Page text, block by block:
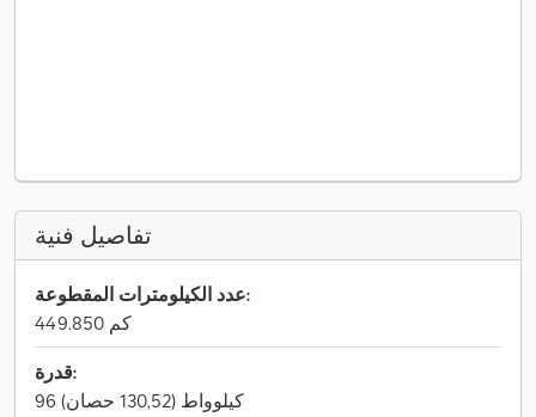
تفاصيل فنية
عدد الكيلومترات المقطوعة:
449.850 كم
قدرة:
96 كيلوواط (130,52 حصان)